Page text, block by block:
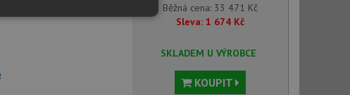
Běžná cena: 33 471 Kč
Sleva: 1 674 Kč
SKLADEM U VÝROBCE
KOUPIT
Nezařazené